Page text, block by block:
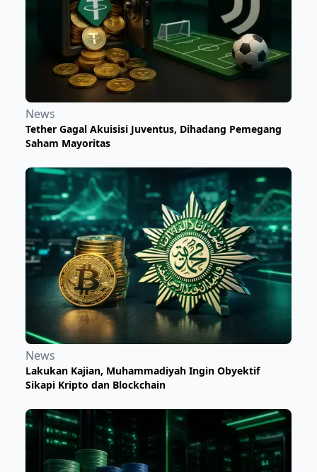
News
Tether Gagal Akuisisi Juventus, Dihadang Pemegang
Saham Mayoritas
News
Lakukan Kajian, Muhammadiyah Ingin Obyektif
Sikapi Kripto dan Blockchain